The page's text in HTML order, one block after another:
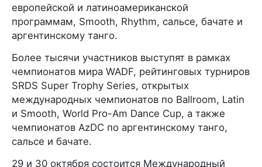
европейской и латиноамериканской
программам, Smooth, Rhythm, сальсе, бачате и
аргентинскому танго.
Более тысячи участников выступят в рамках
чемпионатов мира WADF, рейтинговых турниров
SRDS Super Trophy Series, открытых
международных чемпионатов по Ballroom, Latin
и Smooth, World Pro-Am Dance Cup, а также
чемпионатов AzDC по аргентинскому танго,
сальсе и бачате.
29 и 30 октября состоится Международный